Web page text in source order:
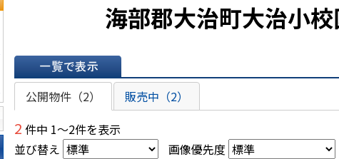
海部郡大治町大治小
一覧で表示
公開物件（2） 販売中（2）
2 件中 1～2件を表示
並び替え
画像優先度